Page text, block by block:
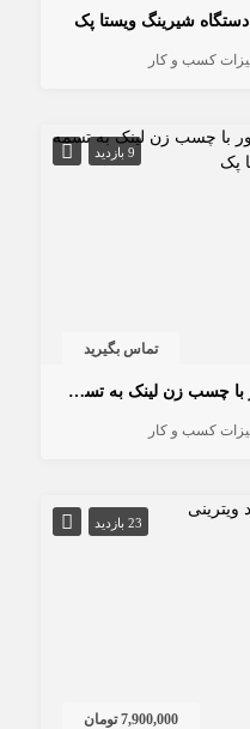
دستگاه شیرینگ ویستا پک
کسب و کار
9 بازدید
تماس بگیرید
بسته‌بندی اتوماتیک و بدون اپراتور با چسب زن لینک به تسمه کش ویستا پک
کسب و کار
23 بازدید
7,900,000 تومان